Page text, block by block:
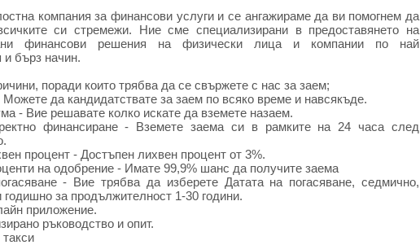
компания за финансови услуги и се ангажираме да ви помогнем да
си стремежи. Ние сме специализирани в предоставянето на
финансови решения на физически лица и компании по най
и бърз начин.
поради които трябва да се свържете с нас за заем;
да кандидатствате за заем по всяко време и навсякъде.
- Вие решавате колко искате да вземете назаем.
финансиране - Вземете заема си в рамките на 24 часа след
процент - Достъпен лихвен процент от 3%.
на одобрение - Имате 99,9% шанс да получите заема
- Вие трябва да изберете Датата на погасяване, седмично,
годишно за продължителност 1-30 години.
приложение.
ръководство и опит.